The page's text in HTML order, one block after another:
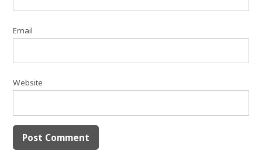
Email
Website